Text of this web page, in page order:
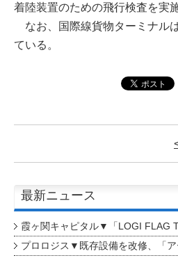
着陸装置のための飛行検査を実
なお、国際線貨物ターミナル
ている。
最新ニュース
霞ヶ関キャピタル▼「LOGI FLAG
プロロジス▼既存設備を改修、「